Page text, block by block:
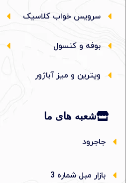
سرویس خواب کلاسیک
بوفه و کنسول
ویترین و میز آباژور
شعبه های ما
جاجرود
بازار مبل شماره 3